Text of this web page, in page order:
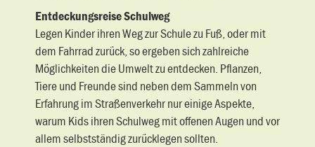
Entdeckungsreise Schulweg
Legen Kinder ihren Weg zur Schule zu Fuß, oder mit
dem Fahrrad zurück, so ergeben sich zahlreiche
Möglichkeiten die Umwelt zu entdecken. Pflanzen,
Tiere und Freunde sind neben dem Sammeln von
Erfahrung im Straßenverkehr nur einige Aspekte,
warum Kids ihren Schulweg mit offenen Augen und vor
allem selbstständig zurücklegen sollten.